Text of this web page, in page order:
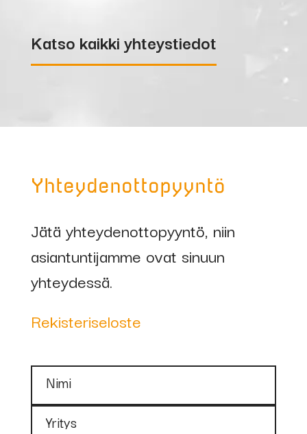
Katso kaikki yhteystiedot
Yhteydenottopyyntö
Jätä yhteydenottopyyntö, niin
asiantuntijamme ovat sinuun
yhteydessä.
Rekisteriseloste
Nimi
Yritys